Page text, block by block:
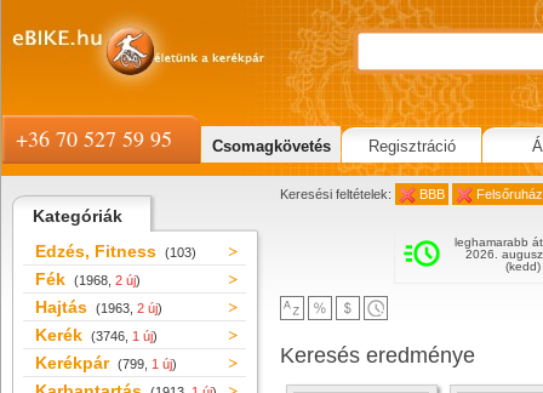
Kategóriák
Edzés, Fitness (103)
Fék (1968, 2 új)
Hajtás (1963, 2 új)
Kerék (3746, 1 új)
Kerékpár (799, 1 új)
Keresési feltételek: BBB
leghamarabb
2026.
(kedd)
Keresés eredménye
+36 70 527 59 95 Csomagkövetés Regisztráció